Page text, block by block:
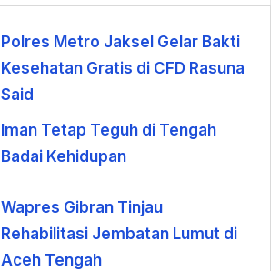
Polres Metro Jaksel Gelar Bakti
Kesehatan Gratis di CFD Rasuna
Said
Iman Tetap Teguh di Tengah
Badai Kehidupan
Wapres Gibran Tinjau
Rehabilitasi Jembatan Lumut di
Aceh Tengah